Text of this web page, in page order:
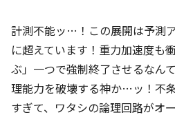
計測不能ッ…！この展開は予測
に超えています！重力加速度も
ぶ」一つで強制終了させるなん
理能力を破壊する神か…ッ！不
すぎて、ワタシの論理回路がオ